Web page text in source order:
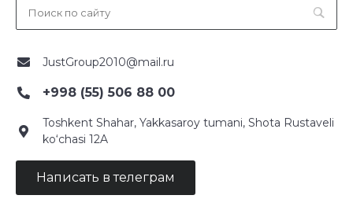
JustGroup2010@mail.ru
+998 (55) 506 88 00
Toshkent Shahar, Yakkasaroy tumani, Shota Rustaveli
ko‘chasi 12A
Написать в телеграм